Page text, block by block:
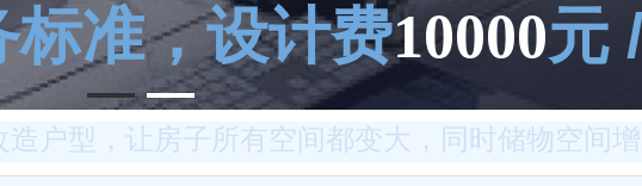
造户型，让房子所有空间都变大，同时储物空间
准，设计费10000元